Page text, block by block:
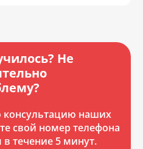
Не
консультацию наших
свой номер телефона
течение 5 минут.